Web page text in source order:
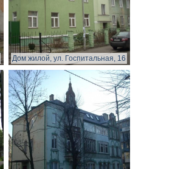
Дом жилой, ул. Госпитальная, 16